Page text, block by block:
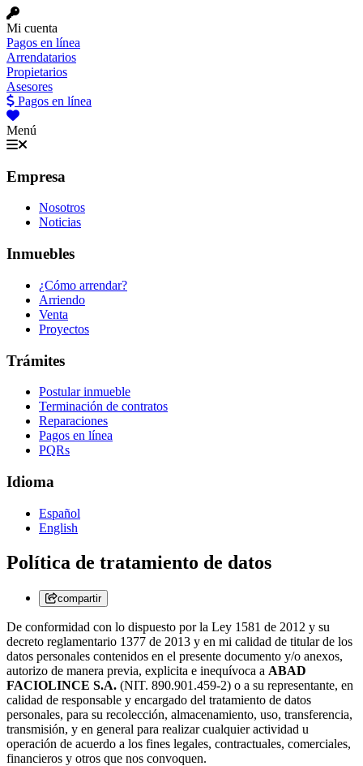
Mi cuenta
Pagos en línea
Arrendatarios
Propietarios
Asesores
Pagos en línea
Menú
Empresa
Nosotros
Noticias
Inmuebles
¿Cómo arrendar?
Arriendo
Venta
Proyectos
Trámites
Postular inmueble
Terminación de contratos
Reparaciones
Pagos en línea
PQRs
Idioma
Español
English
Política de tratamiento de datos
compartir
De conformidad con lo dispuesto por la Ley 1581 de 2012 y su
decreto reglamentario 1377 de 2013 y en mi calidad de titular de los
datos personales contenidos en el presente documento y/o anexos,
autorizo de manera previa, explicita e inequívoca a ABAD
FACIOLINCE S.A. (NIT. 890.901.459-2) o a su representante, en
calidad de responsable y encargado del tratamiento de datos
personales, para su recolección, almacenamiento, uso, transferencia,
transmisión, y en general para realizar cualquier actividad u
operación de acuerdo a los fines legales, contractuales, comerciales,
financieros y otros que nos convoquen.